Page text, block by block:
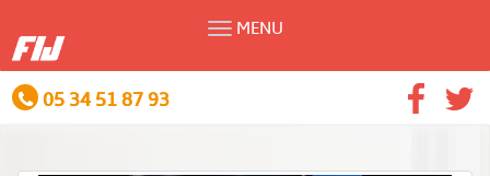
MENU
05 34 51 87 93